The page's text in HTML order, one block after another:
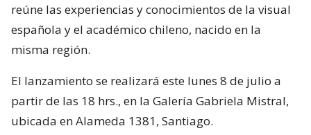
reúne las experiencias y conocimientos de la visual
española y el académico chileno, nacido en la
misma región.
El lanzamiento se realizará este lunes 8 de julio a
partir de las 18 hrs., en la Galería Gabriela Mistral,
ubicada en Alameda 1381, Santiago.